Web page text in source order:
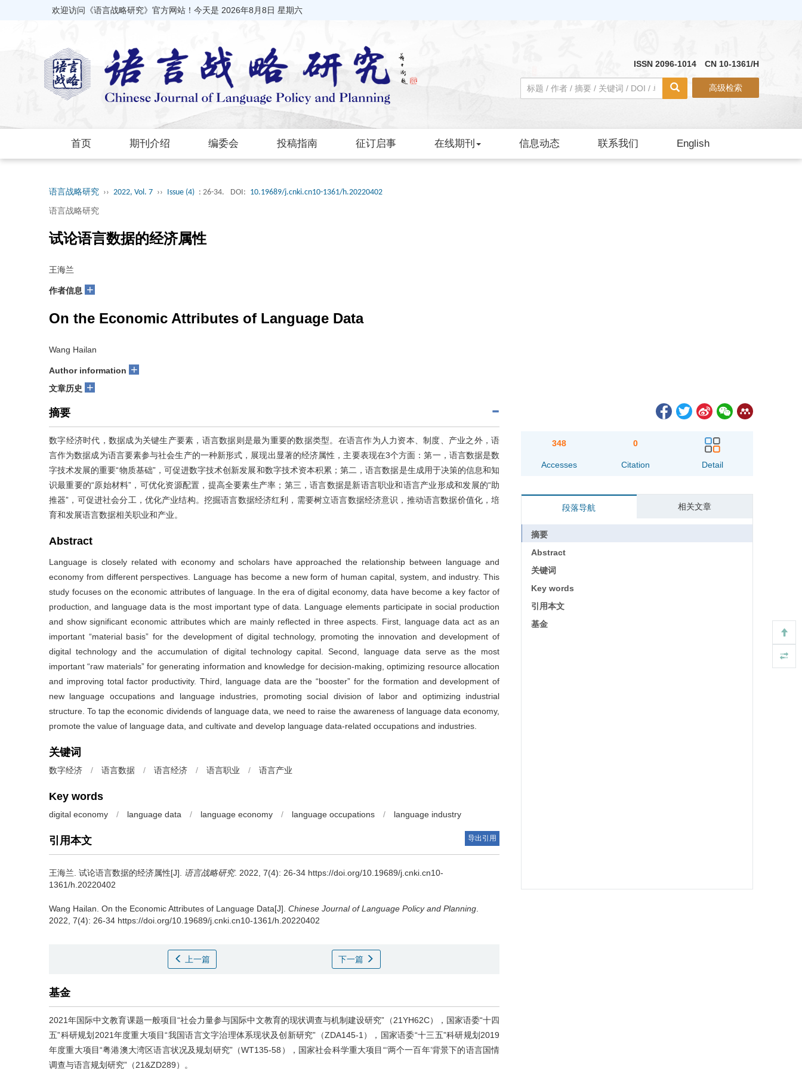
欢迎访问《语言战略研究》官方网站！今天是 2026年8月8日 星期六
ISSN 2096-1014 CN 10-1361/H
高级检索
首页 期刊介绍 编委会 投稿指南 征订启事 在线期刊 信息动态 联系我们 English
语言战略研究 ›› 2022, Vol. 7 ›› Issue (4) : 26-34. DOI: 10.19689/j.cnki.cn10-1361/h.20220402
语言战略研究
试论语言数据的经济属性
王海兰
作者信息 +
On the Economic Attributes of Language Data
Wang Hailan
Author information +
文章历史 +
摘要
数字经济时代，数据成为关键生产要素，语言数据则是最为重要的数据类型。在语言作为人力资本、制度、产业之外，语
言作为数据成为语言要素参与社会生产的一种新形式，展现出显著的经济属性，主要表现在3个方面：第一，语言数据是数
字技术发展的重要“物质基础”，可促进数字技术创新发展和数字技术资本积累；第二，语言数据是生成用于决策的信息和知
识最重要的“原始材料”，可优化资源配置，提高全要素生产率；第三，语言数据是新语言职业和语言产业形成和发展的“助
推器”，可促进社会分工，优化产业结构。挖掘语言数据经济红利，需要树立语言数据经济意识，推动语言数据价值化，培
育和发展语言数据相关职业和产业。
Abstract
Language is closely related with economy and scholars have approached the relationship between language and
economy from different perspectives. Language has become a new form of human capital, system, and industry. This
study focuses on the economic attributes of language. In the era of digital economy, data have become a key factor of
production, and language data is the most important type of data. Language elements participate in social production
and show significant economic attributes which are mainly reflected in three aspects. First, language data act as an
important “material basis” for the development of digital technology, promoting the innovation and development of
digital technology and the accumulation of digital technology capital. Second, language data serve as the most
important “raw materials” for generating information and knowledge for decision-making, optimizing resource allocation
and improving total factor productivity. Third, language data are the “booster” for the formation and development of
new language occupations and language industries, promoting social division of labor and optimizing industrial
structure. To tap the economic dividends of language data, we need to raise the awareness of language data economy,
promote the value of language data, and cultivate and develop language data-related occupations and industries.
关键词
数字经济 / 语言数据 / 语言经济 / 语言职业 / 语言产业
Key words
digital economy / language data / language economy / language occupations / language industry
引用本文 导出引用
王海兰. 试论语言数据的经济属性[J]. 语言战略研究. 2022, 7(4): 26-34 https://doi.org/10.19689/j.cnki.cn10-
1361/h.20220402
Wang Hailan. On the Economic Attributes of Language Data[J]. Chinese Journal of Language Policy and Planning
2022, 7(4): 26-34 https://doi.org/10.19689/j.cnki.cn10-1361/h.20220402
上一篇 下一篇
基金
2021年国际中文教育课题一般项目“社会力量参与国际中文教育的现状调查与机制建设研究”（21YH62C），国家语委“十四
五”科研规划2021年度重大项目“我国语言文字治理体系现状及创新研究”（ZDA145-1），国家语委“十三五”科研规划2019
年度重大项目“粤港澳大湾区语言状况及规划研究”（WT135-58），国家社会科学重大项目“‘两个一百年’背景下的语言国情
调查与语言规划研究”（21&ZD289）。
348
Accesses
0
Citation Detail
段落导航 相关文章
摘要
Abstract
关键词
Key words
引用本文
基金